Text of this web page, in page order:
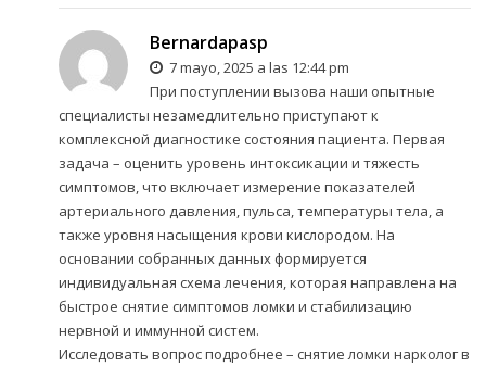
Bernardapasp
7 mayo, 2025 a las 12:44 pm
При поступлении вызова наши опытные
специалисты незамедлительно приступают к
комплексной диагностике состояния пациента. Первая
задача – оценить уровень интоксикации и тяжесть
симптомов, что включает измерение показателей
артериального давления, пульса, температуры тела, а
также уровня насыщения крови кислородом. На
основании собранных данных формируется
индивидуальная схема лечения, которая направлена на
быстрое снятие симптомов ломки и стабилизацию
нервной и иммунной систем.
Исследовать вопрос подробнее – снятие ломки нарколог в